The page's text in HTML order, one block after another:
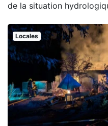
de la situation
Locales